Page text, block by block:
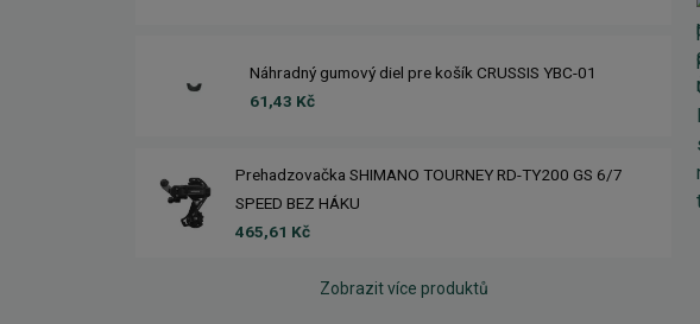
Náhradný gumový diel pre košík CRUSSIS YBC-01
61,43 Kč
Prehadzovačka SHIMANO TOURNEY RD-TY200 GS 6/7
SPEED BEZ HÁKU
465,61 Kč
Zobrazit více produktů